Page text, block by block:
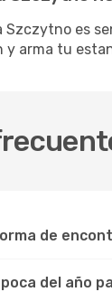
Szczytno es
y arma tu
de
del año